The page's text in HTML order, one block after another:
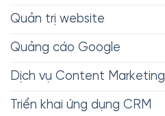
Quản trị website
Quảng cáo Google
Dịch vụ Content Marketing
Triển khai ứng dụng CRM